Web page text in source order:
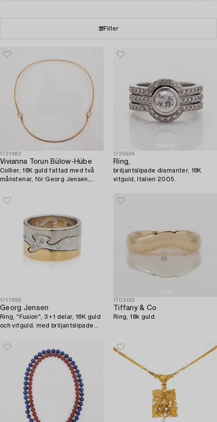
Filter
1721483
Vivianna Torun Bülow-Hübe
Collier, 18K guld fattad med två
månstenar, för Georg Jensen,
1725634
Ring,
briljantslipade diamanter, 18K
vitguld, Italien 2005.
1717893
Georg Jensen
Ring, "Fusion", 3 +1 delar, 18K guld
och vitguld, med briljantslipade
1706163
Tiffany & Co
Ring, 18k guld.